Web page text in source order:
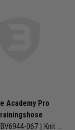
Academy Pro
067 | Knit Pant